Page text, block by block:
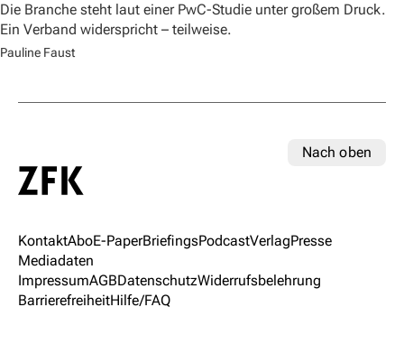
Die Branche steht laut einer PwC-Studie unter großem Druck.
Ein Verband widerspricht – teilweise.
Pauline Faust
Nach oben
KontaktAboE-PaperBriefingsPodcastVerlagPresse
Mediadaten
ImpressumAGBDatenschutzWiderrufsbelehrung
BarrierefreiheitHilfe/FAQ